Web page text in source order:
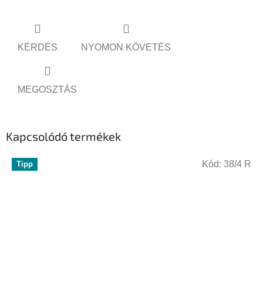
KÉRDÉS NYOMON KÖVETÉS
MEGOSZTÁS
Kapcsolódó termékek
Tipp Kód: 38/4 R